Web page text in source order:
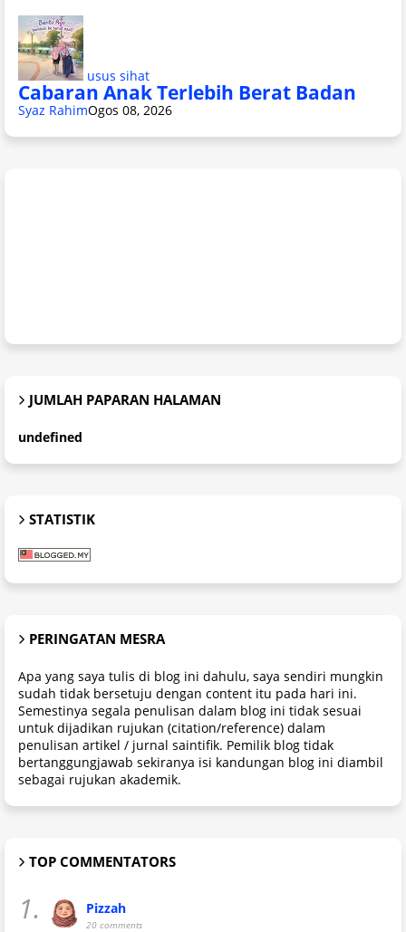
usus sihat
Cabaran Anak Terlebih Berat Badan
Syaz RahimOgos 08, 2026
JUMLAH PAPARAN HALAMAN
undefned
STATISTIK
PERINGATAN MESRA
Apa yang saya tulis di blog ini dahulu, saya sendiri mungkin
sudah tidak bersetuju dengan content itu pada hari ini.
Semestinya segala penulisan dalam blog ini tidak sesuai
untuk dijadikan rujukan (citation/reference) dalam
penulisan artikel / jurnal saintifik. Pemilik blog tidak
bertanggungjawab sekiranya isi kandungan blog ini diambil
sebagai rujukan akademik.
TOP COMMENTATORS
1. Pizzah
20 comments